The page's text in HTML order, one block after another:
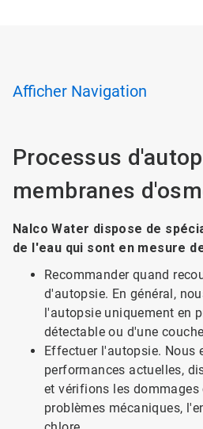
Afficher Navigation
Processus
membranes
Nalco Water dispose de
de l'eau qui sont en mesure
Recommander quand
d'autopsie. En général,
l'autopsie uniquement en
détectable ou d'une
Effectuer l'autopsie. Nous
performances actuelles,
et vérifions les dommages
problèmes mécaniques,